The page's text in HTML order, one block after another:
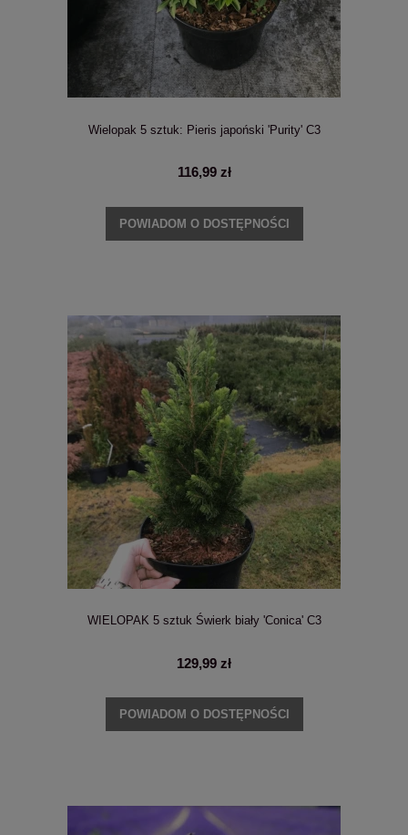
Wielopak 5 sztuk: Pieris japoński 'Purity' C3
116,99 zł
POWIADOM O DOSTĘPNOŚCI
WIELOPAK 5 sztuk Świerk biały 'Conica' C3
129,99 zł
POWIADOM O DOSTĘPNOŚCI